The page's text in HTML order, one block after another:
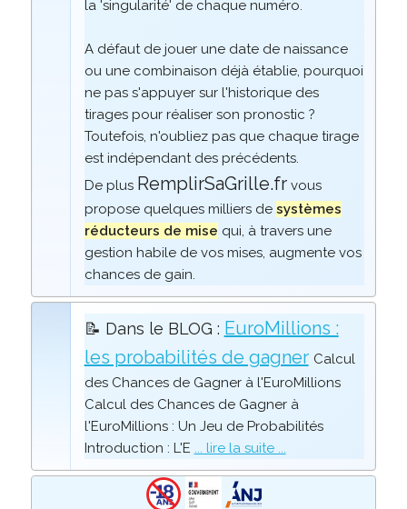
la 'singularité' de chaque numéro.
A défaut de jouer une date de naissance
ou une combinaison déjà établie, pourquoi
ne pas s'appuyer sur l'historique des
tirages pour réaliser son pronostic ?
Toutefois, n'oubliez pas que chaque tirage
est indépendant des précédents.
De plus RemplirSaGrille.frvous
propose quelques milliers de systèmes
réducteurs de mise qui, à travers une
gestion habile de vos mises, augmente vos
chances de gain.
📝 Dans le BLOG : EuroMillions :
les probabilités de gagner Calcul
des Chances de Gagner à l'EuroMillions
Calcul des Chances de Gagner à
l'EuroMillions : Un Jeu de Probabilités
Introduction : L'E ... lire la suite ...